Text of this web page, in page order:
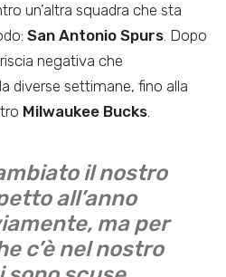
un’altra squadra che sta
San Antonio Spurs. Dopo
negativa che
diverse settimane, fino alla
Milwaukee Bucks.
il nostro
all’anno
ma per
c’è nel nostro